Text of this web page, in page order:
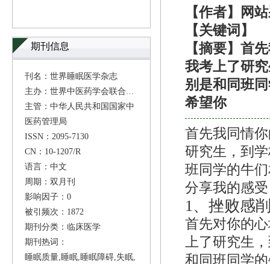
期刊信息
刊名：世界睡眠医学杂志
主办：世界中医药学会联合会
主管：中华人民共和国国家中
医药管理局
ISSN：2095-7130
CN：10-1207/R
语言：中文
周期：双月刊
影响因子：0
被引频次：1872
期刊分类：临床医学
期刊热词：
睡眠质量,睡眠,睡眠障碍,失眠,
【作者】网
【关键词】
【摘要】首
我考上了研
别是和同班
希望你
首先我同情
研究生，到
班同学的牛
分享我的感
1、 挫败感
首先对你的
上了研究生
和同班同学